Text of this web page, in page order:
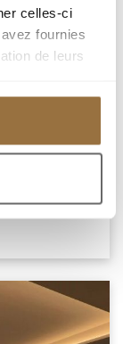
celles-ci
fournies
de leurs